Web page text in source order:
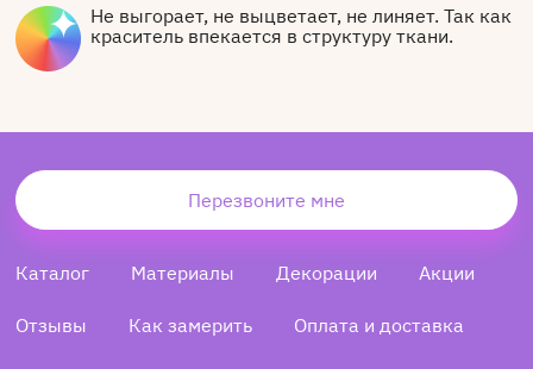
Не выгорает, не выцветает, не линяет. Так как
краситель впекается в структуру ткани.
Перезвоните мне
Каталог Материалы Декорации Акции
Отзывы Как замерить Оплата и доставка